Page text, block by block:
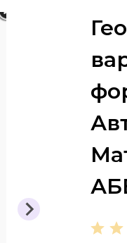
мистецтво
етика